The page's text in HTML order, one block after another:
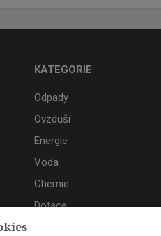
KATEGORIE
Odpady
Ovzduší
Energie
Voda
Chemie
Dotace